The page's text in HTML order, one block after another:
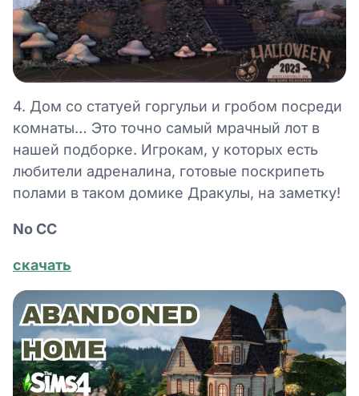
4. Дом со статуей горгульи и гробом посреди
комнаты… Это точно самый мрачный лот в
нашей подборке. Игрокам, у которых есть
любители адреналина, готовые поскрипеть
полами в таком домике Дракулы, на заметку!
No СС
скачать